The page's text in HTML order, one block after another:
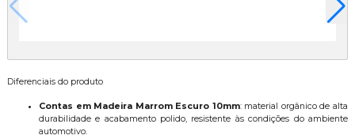
Diferenciais do produto
Contas em Madeira Marrom Escuro 10mm: material orgânico de alta
durabilidade e acabamento polido, resistente às condições do ambiente
automotivo.